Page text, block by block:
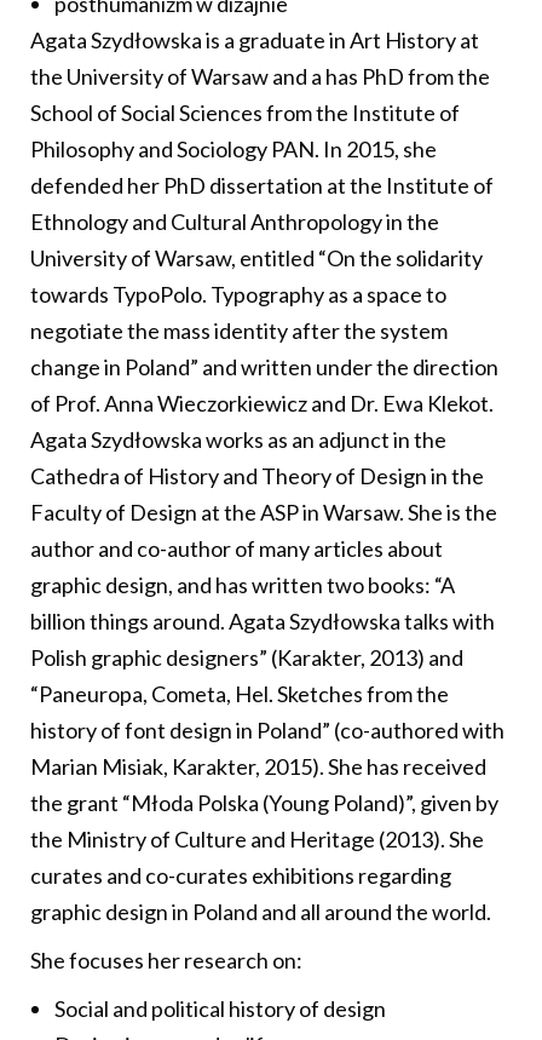
Agata Szydłowska is a graduate in Art History at
the University of Warsaw and a has PhD from the
School of Social Sciences from the Institute of
Philosophy and Sociology PAN. In 2015, she
defended her PhD dissertation at the Institute of
Ethnology and Cultural Anthropology in the
University of Warsaw, entitled “On the solidarity
towards TypoPolo. Typography as a space to
negotiate the mass identity after the system
change in Poland” and written under the direction
of Prof. Anna Wieczorkiewicz and Dr. Ewa Klekot.
Agata Szydłowska works as an adjunct in the
Cathedra of History and Theory of Design in the
Faculty of Design at the ASP in Warsaw. She is the
author and co-author of many articles about
graphic design, and has written two books: “A
billion things around. Agata Szydłowska talks with
Polish graphic designers” (Karakter, 2013) and
“Paneuropa, Cometa, Hel. Sketches from the
history of font design in Poland” (co-authored with
Marian Misiak, Karakter, 2015). She has received
the grant “Młoda Polska (Young Poland)”, given by
the Ministry of Culture and Heritage (2013). She
curates and co-curates exhibitions regarding
graphic design in Poland and all around the world.
She focuses her research on:
Social and political history of design